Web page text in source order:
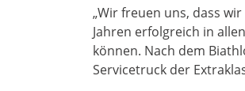
„Wir freuen uns, dass
Jahren erfolgreich in
können. Nach dem
Servicetruck der